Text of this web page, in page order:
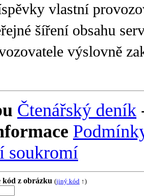
vlastní
šíření obsahu
výslovně
Čtenářský deník
soukromí
kód z obrázku (jiný kód ↑)